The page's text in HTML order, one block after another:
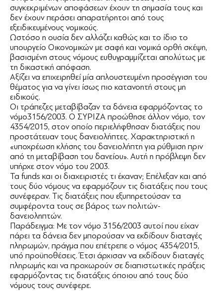
συγκεκριμένων αποφάσεων έχουν τη σημασία τους και
δεν έχουν περάσει απαρατήρητοι από τους
εξειδικευμένους νομικούς.
Ωστόσο η ουσία δεν αλλάζει καθώς και το ίδιο το
υπουργείο Οικονομικών με σαφή και νομικά ορθή σκέψη,
βασισμένη στους νόμους ευθυγραμμίζεται απολύτως με
τη δικαστική απόφαση.
Αξίζει να επιχειρηθεί μία απλουστευμένη προσέγγιση του
θέματος για να γίνει ίσως πιο κατανοητή στους μη
ειδικούς.
Οι τράπεζες μεταβίβαζαν τα δάνεια εφαρμόζοντας το
νόμο3156/2003. Ο ΣΥΡΙΖΑ προώθησε άλλον νόμο, τον
4354/2015, στον οποίο περιελήφθησαν διατάξεις που
προστάτευαν τους δανειολήπτες. Χαρακτηριστική η
«υποχρέωση κλήσης του δανειολήπτη για ρύθμιση πριν
από τη μεταβίβαση του δανείου». Αυτή η πρόβλεψη δεν
υπήρχε στον νόμο του 2003.
Τα funds και οι διαχειριστές τι έκαναν; Επέλεξαν και από
τους δύο νόμους να εφαρμόζουν τις διατάξεις που τους
συνέφεραν. Τις διατάξεις που εξυπηρετούσαν τα
συμφέροντα τους σε βάρος των πολιτών-
δανειοληπτών.
Παράδειγμα: Με τον νόμο 3156/2003 αυτοί που είχαν
πάρει τα δάνεια δεν μπορούσαν να εκδίδουν διαταγές
πληρωμών, πράγμα που επέτρεπε ο νόμος 4354/2015,
υπό προϋποθέσεις. Έτσι άρχισαν να εκδίδουν διαταγές
πληρωμής και να προχωρούν σε διαπιστωτικές πράξεις
εφαρμόζοντας τις διατάξεις όποιου από τους δύο
νόμους τους συνέφερε.